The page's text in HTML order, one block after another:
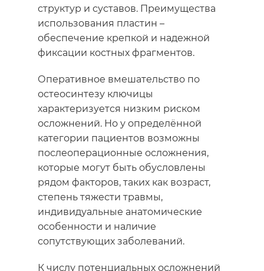
структур и суставов. Преимущества
использования пластин –
обеспечение крепкой и надежной
фиксации костных фрагментов.
Оперативное вмешательство по
остеосинтезу ключицы
характеризуется низким риском
осложнений. Но у определённой
категории пациентов возможны
послеоперационные осложнения,
которые могут быть обусловлены
рядом факторов, таких как возраст,
степень тяжести травмы,
индивидуальные анатомические
особенности и наличие
сопутствующих заболеваний.
К числу потенциальных осложнений